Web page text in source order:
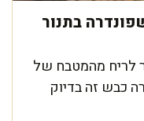
בתנור
לריח מהמטבח של
כבש זה בדיוק